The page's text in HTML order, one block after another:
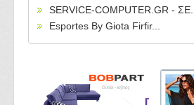
SERVICE-COMPUTER.GR - ΣΕ...
Esportes By Giota Firfir...